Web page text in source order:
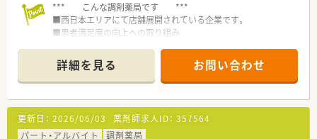
*** こんな調剤薬局です ***
■西日本エリアにて店舗展開されている企業です。
■患者満足度の向上への取り組み
■充実した在宅医療研修制度がありますので、今後必要な在宅に
ついて1から勉強することができます。
■各プロジェクト活動あり！
調剤過誤対策プロジェクトや電子薬歴検討プロジェクトなど
豊富
詳細を見る お問い合わせ
更新日： 2026/06/03 薬剤師求人ID： 357564
パート・アルバイト
調剤薬局